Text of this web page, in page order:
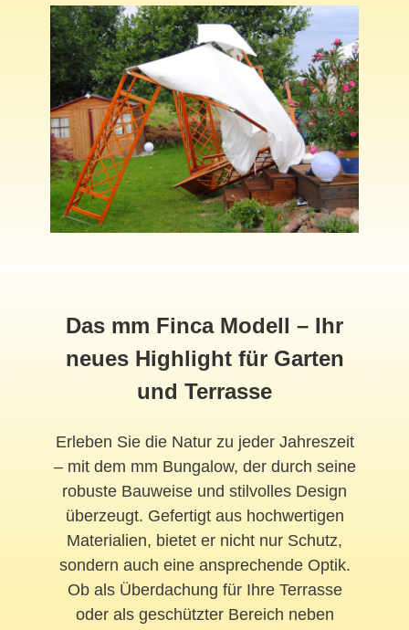
Das mm Finca Modell – Ihr
neues Highlight für Garten
und Terrasse
Erleben Sie die Natur zu jeder Jahreszeit
– mit dem mm Bungalow, der durch seine
robuste Bauweise und stilvolles Design
überzeugt. Gefertigt aus hochwertigen
Materialien, bietet er nicht nur Schutz,
sondern auch eine ansprechende Optik.
Ob als Überdachung für Ihre Terrasse
oder als geschützter Bereich neben